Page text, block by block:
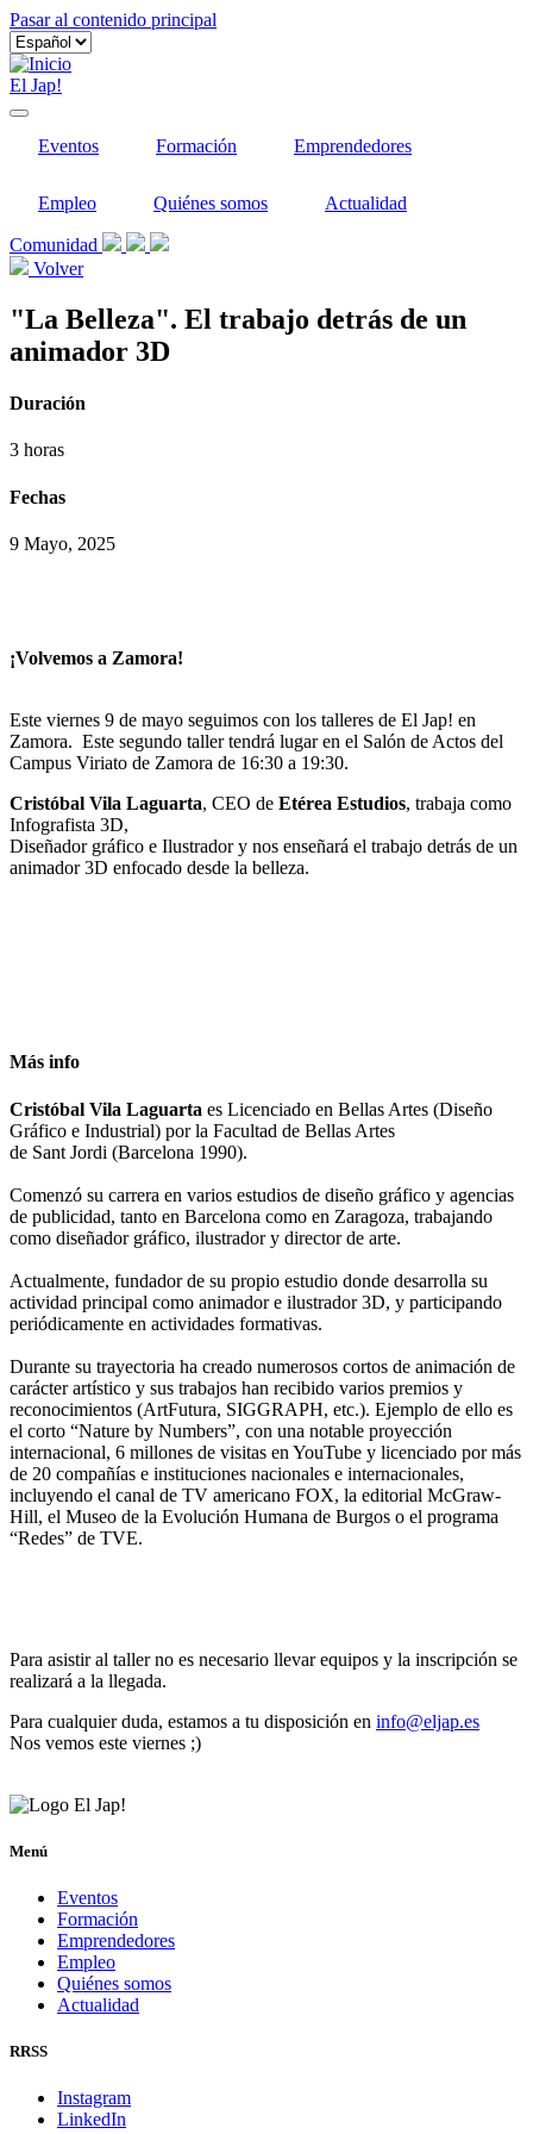
Pasar al contenido principal
El Jap!
Eventos Formación Emprendedores
Empleo Quiénes somos Actualidad
Comunidad
Volver
"La Belleza". El trabajo detrás de un
animador 3D
Duración
3 horas
Fechas
9 Mayo, 2025
¡Volvemos a Zamora!
Este viernes 9 de mayo seguimos con los talleres de El Jap! en
Zamora. Este segundo taller tendrá lugar en el Salón de Actos del
Campus Viriato de Zamora de 16:30 a 19:30.
Cristóbal Vila Laguarta, CEO de Etérea Estudios, trabaja como
Infografista 3D,
Diseñador gráfico e Ilustrador y nos enseñará el trabajo detrás de un
animador 3D enfocado desde la belleza.
Más info
Cristóbal Vila Laguarta es Licenciado en Bellas Artes (Diseño
Gráfico e Industrial) por la Facultad de Bellas Artes
de Sant Jordi (Barcelona 1990).
Comenzó su carrera en varios estudios de diseño gráfico y agencias
de publicidad, tanto en Barcelona como en Zaragoza, trabajando
como diseñador gráfico, ilustrador y director de arte.
Actualmente, fundador de su propio estudio donde desarrolla su
actividad principal como animador e ilustrador 3D, y participando
periódicamente en actividades formativas.
Durante su trayectoria ha creado numerosos cortos de animación de
carácter artístico y sus trabajos han recibido varios premios y
reconocimientos (ArtFutura, SIGGRAPH, etc.). Ejemplo de ello es
el corto “Nature by Numbers”, con una notable proyección
internacional, 6 millones de visitas en YouTube y licenciado por más
de 20 compañías e instituciones nacionales e internacionales,
incluyendo el canal de TV americano FOX, la editorial McGraw-
Hill, el Museo de la Evolución Humana de Burgos o el programa
“Redes” de TVE.
Para asistir al taller no es necesario llevar equipos y la inscripción se
realizará a la llegada.
Para cualquier duda, estamos a tu disposición en info@eljap.es
Nos vemos este viernes ;)
Menú
Eventos
Formación
Emprendedores
Empleo
Quiénes somos
Actualidad
RRSS
Instagram
LinkedIn